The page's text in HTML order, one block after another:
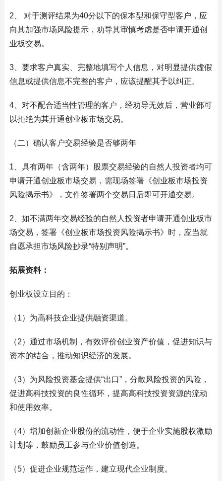
2、 对于测评结果为40分以下的保本型和保守型客户，应
向其加强市场风险提示，劝导其审慎考虑是否申请开通创
业板交易。
3、要求客户真实、完整地填写个人信息，对明显提供虚假
信息或提供信息不完整的客户，应该提醒其予以纠正。
4、对不配合适当性管理的客户，经劝导无效后，营业部可
以拒绝为其开通创业板市场交易。
（二）确认客户交易经验是否够两年
1、具有两年（含两年）股票交易经验的自然人投资者均可
申请开通创业板市场交易，需现场签署《创业板市场投资
风险揭示书》，文件签署两个交易日后即可开通交易。
2、如不满两年交易经验的自然人投资者申请开通创业板市
场交易，签署《创业板市场投资风险揭示书》时，应当就
自愿承担市场风险抄录“特别声明”。
拓展资料：
创业板设立目的：
（1）为高科技企业提供融资渠道。
（2）通过市场机制，有效评价创业资产价值，促进知识与
资本的结合，推动知识经济的发展。
（3）为风险投资基金提供“出口”，分散风险投资的风险，
促进高科技投资的良性循环，提高高科技投资资源的流动
和使用效率。
（4）增加创新企业股份的流动性，便于企业实施股权激励
计划等，鼓励员工参与企业价值创造。
（5）促进企业规范运作，建立现代企业制度。